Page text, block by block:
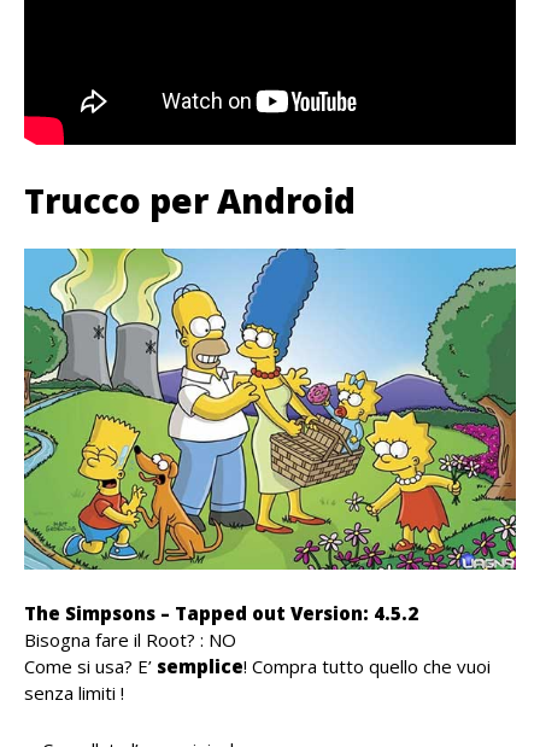
Trucco per Android
The Simpsons – Tapped out Version: 4.5.2
Bisogna fare il Root? : NO
Come si usa? E’ semplice! Compra tutto quello che vuoi
senza limiti !